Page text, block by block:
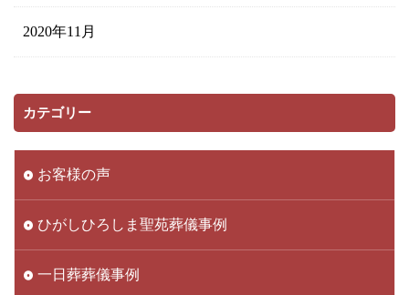
2020年11月
カテゴリー
お客様の声
ひがしひろしま聖苑葬儀事例
一日葬葬儀事例